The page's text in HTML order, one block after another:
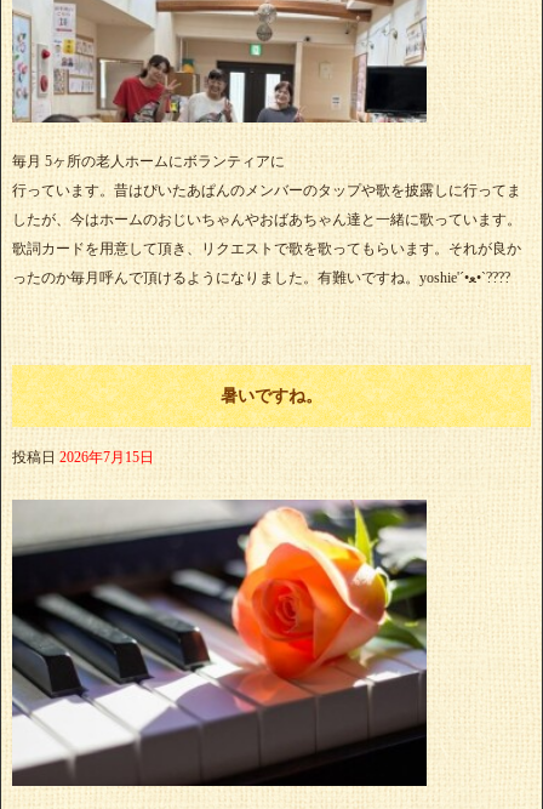
毎月 5ヶ所の老人ホームにボランティアに
行っています。昔はぴいたあぱんのメンバーのタップや歌を披露しに行ってま
したが、今はホームのおじいちゃんやおばあちゃん達と一緒に歌っています。
歌詞カードを用意して頂き、リクエストで歌を歌ってもらいます。それが良か
ったのか毎月呼んで頂けるようになりました。有難いですね。yoshie'‎´•ﻌ•`????
暑いですね。
投稿日 2026年7月15日